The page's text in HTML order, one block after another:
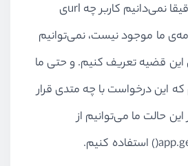
به این دلیل که ما دقیقا نمی‌دانیم کاربر چه urlی
ما موجود نیست، نمی‌توانیم
قضیه تعریف کنیم. و حتی ما
این درخواست با چه متدی قرار
حالت ما می‌توانیم از